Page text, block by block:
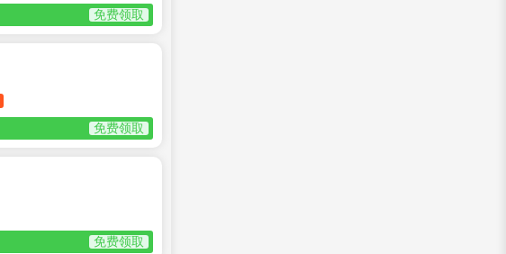
免费领取
免费领取
免费领取